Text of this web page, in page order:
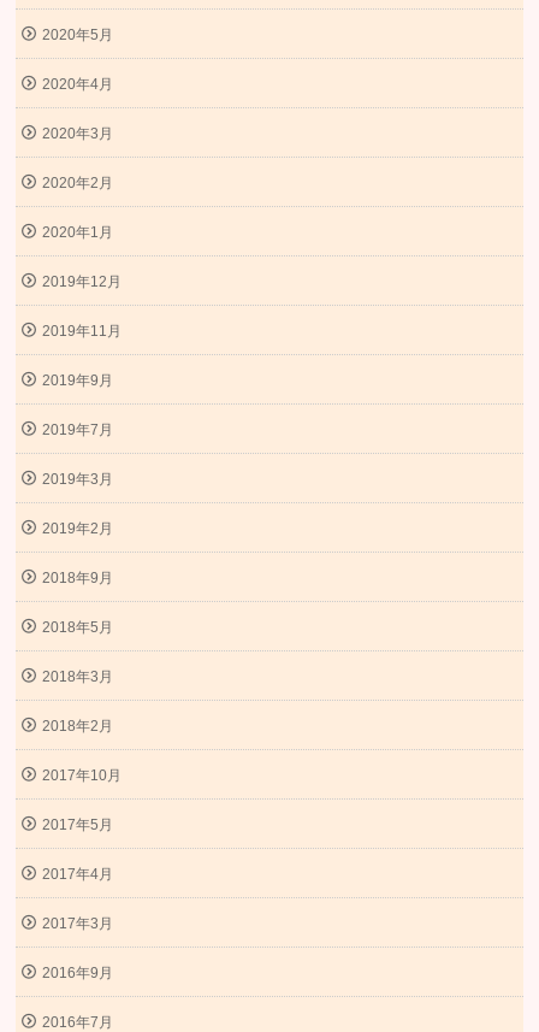
2020年5月
2020年4月
2020年3月
2020年2月
2020年1月
2019年12月
2019年11月
2019年9月
2019年7月
2019年3月
2019年2月
2018年9月
2018年5月
2018年3月
2018年2月
2017年10月
2017年5月
2017年4月
2017年3月
2016年9月
2016年7月